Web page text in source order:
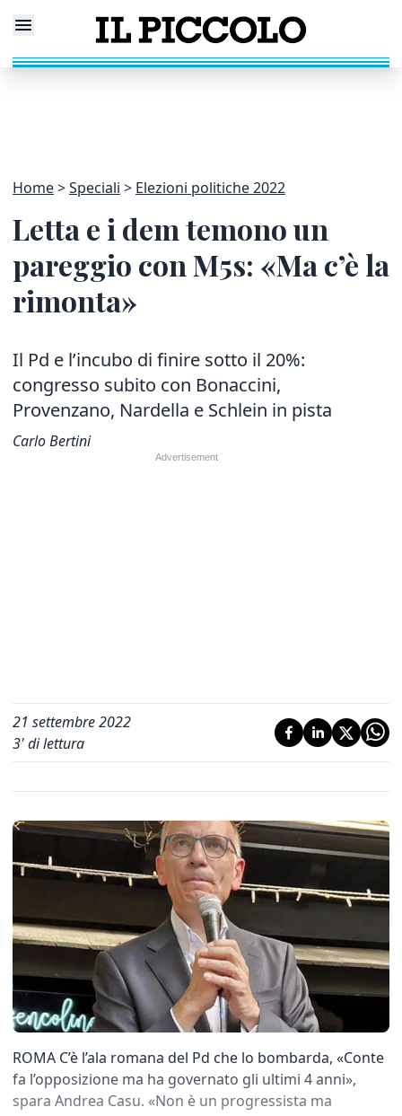
Home Speciali Elezioni politiche 2022
Letta e i dem temono un
pareggio con M5s: «Ma c’è la
rimonta»
Il Pd e l’incubo di finire sotto il 20%:
congresso subito con Bonaccini,
Provenzano, Nardella e Schlein in pista
Carlo Bertini
21 settembre 2022
3' di lettura
ROMA C’è l’ala romana del Pd che lo bombarda, «Conte
fa l’opposizione ma ha governato gli ultimi 4 anni»,
spara Andrea Casu. «Non è un progressista ma